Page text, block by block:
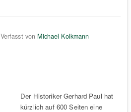
Verfasst von Michael Kolkmann
Der Historiker Gerhard Paul hat
kürzlich auf 600 Seiten eine